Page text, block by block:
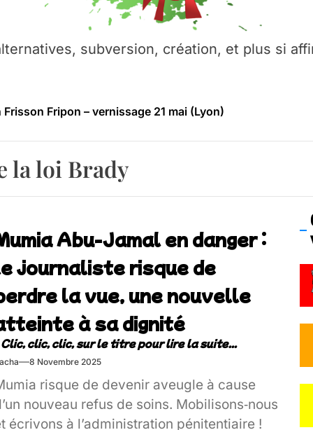
subversion, création, et plus si
– Ŝtono, un livre réalisé par Michaël Moretti & Pierre
contre l’A412 à l’Établi (Haute-Savoie)
Fripon – vernissage 21 mai (Lyon)
Festival – Samedi 18 juillet (Vaulx-en-Velin)
la loi Brady
Abu-Jamal en danger :
journaliste risque de
la vue, une nouvelle
à sa dignité
8 Novembre 2025
risque de devenir aveugle à cause
nouveau refus de soins. Mobilisons‑nous
écrivons à l’administration pénitentiaire !